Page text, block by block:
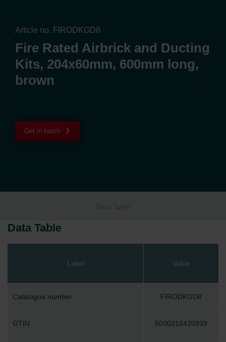
Article no. FIRODKGD8
Fire Rated Airbrick and Ducting
Kits, 204x60mm, 600mm long,
brown
Get in touch
Data Table
Data Table
Label Value
Catalogue number FIRODKGD8
GTIN 5030216420939